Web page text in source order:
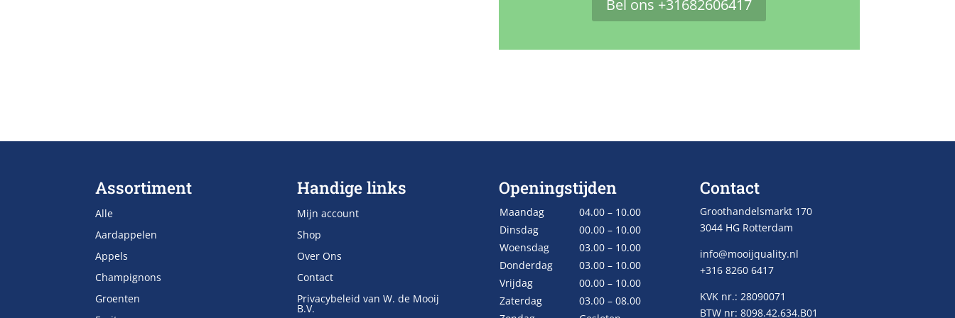
Bel ons +31682606417
Assortiment
Alle
Aardappelen
Appels
Champignons
Groenten
Handige links
Mijn account
Shop
Over Ons
Contact
Privacybeleid van W. de Mooij
B.V.
Openingstijden
Maandag
04.00 – 10.00
Dinsdag
00.00 – 10.00
Woensdag
03.00 – 10.00
Donderdag
03.00 – 10.00
Vrijdag
00.00 – 10.00
Zaterdag
03.00 – 08.00
Contact
Groothandelsmarkt 170
3044 HG Rotterdam
info@mooijquality.nl
+316 8260 6417
KVK nr.: 28090071
BTW nr: 8098.42.634.B01